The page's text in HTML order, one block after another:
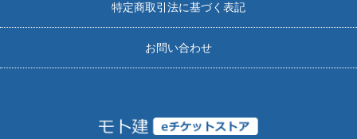
特定商取引法に基づく表記
お問い合わせ